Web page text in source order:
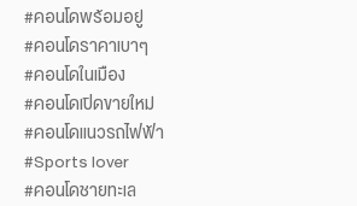
#คอนโดพร้อมอยู่
#คอนโดราคาเบาๆ
#คอนโดในเมือง
#คอนโดเปิดขายใหม่
#คอนโดแนวรถไฟฟ้า
#Sports lover
#คอนโดชายทะเล